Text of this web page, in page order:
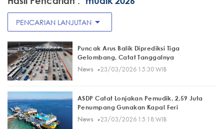
PENCARIAN LANJUTAN arrow_drop_down
Puncak Arus Balik Diprediksi Tiga
Gelombang, Catat Tanggalnya
News· 23/03/2026 15:30 WIB
ASDP Catat Lonjakan Pemudik, 2,59 Juta
Penumpang Gunakan Kapal Feri
News· 23/03/2026 15:18 WIB